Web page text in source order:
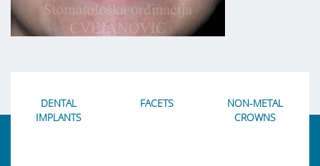
DENTAL
IMPLANTS
FACETS
NON-METAL
CROWNS